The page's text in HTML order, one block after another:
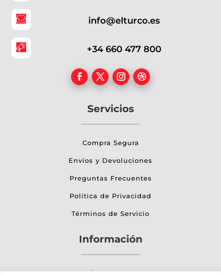
info@elturco.es
+34 660 477 800
Servicios
Compra Segura
Envíos y Devoluciones
Preguntas Frecuentes
Política de Privacidad
Términos de Servicio
Información